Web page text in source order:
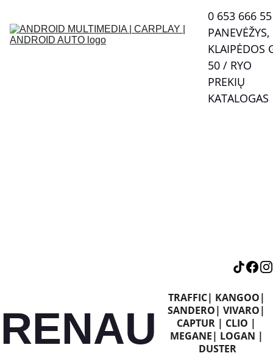
0 653 666 55
PANEVĖŽYS,
KLAIPĖDOS
50 / RYO
PREKIŲ
KATALOGAS
RENAU
TRAFFIC| KANGOO|
SANDERO| VIVARO|
CAPTUR | CLIO |
MEGANE| LOGAN |
DUSTER